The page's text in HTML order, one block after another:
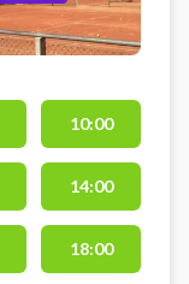
10:00
14:00
18:00